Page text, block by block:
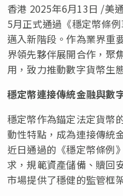
香港 2025年6月13日 /美
5月正式通過《穩定幣條
邁入新階段。作為業界重
界領先夥伴展開合作，聚
用，致力推動數字貨幣生
穩定幣連接傳統金融與數
穩定幣作為錨定法定貨幣
動性特點，成為連接傳統
近日通過的《穩定幣條例
求，規範資產儲備、贖回
市場提供了穩健的監管框